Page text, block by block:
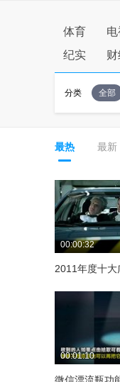
体育 电
纪实
分类 全部
最热 最新
00:00:32
2011年度十大
00:01:10